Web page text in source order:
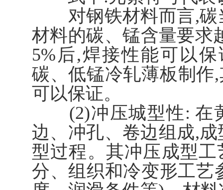
对钢铁材料而言,碳
材料的碳、锰含量要求
5%后,焊接性能可以
碳、低锰冷轧薄板制作
可以保证。
(2)冲压城型性: 在
边、冲孔、卷边组成,
型过程。其冲压成型
分、组织和冷变形工艺